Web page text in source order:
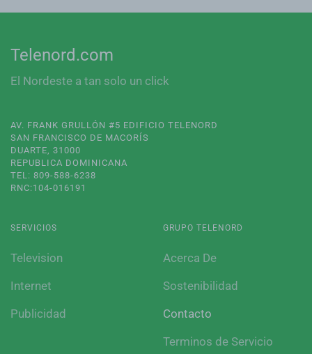
Telenord.com
El Nordeste a tan solo un click
AV. FRANK GRULLÓN #5 EDIFICIO TELENORD
SAN FRANCISCO DE MACORÍS
DUARTE, 31000
REPUBLICA DOMINICANA
TEL: 809-588-6238
RNC:104-016191
SERVICIOS
Television
Internet
Publicidad
GRUPO TELENORD
Acerca De
Sostenibilidad
Contacto
Terminos de Servicio